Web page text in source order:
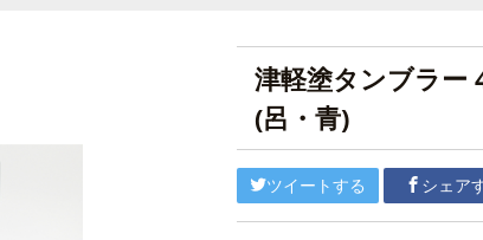
津軽塗タンブラー
(呂・青)
ツイートする シェア